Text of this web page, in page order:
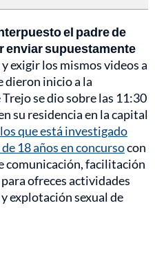
el padre de
enviar supuestamente
y exigir los mismos videos a
dieron inicio a la
se dio sobre las 11:30
su residencia en la capital
que está investigado
18 años en concursocon
comunicación, facilitación
ofreces actividades
explotación sexual de